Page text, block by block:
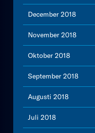
December 2018
November 2018
Oktober 2018
September 2018
Augusti 2018
Juli 2018